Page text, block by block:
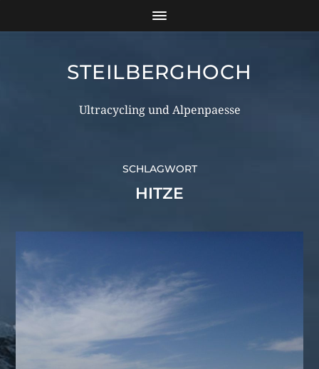
STEILBERGHOCH
Ultracycling und Alpenpaesse
SCHLAGWORT
HITZE